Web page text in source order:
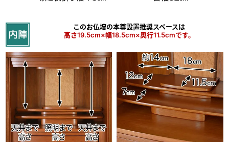
このお仏壇の本尊設置推奨スペースは
高さ19.5cm×幅18.5cm×奥行11.5cmです。